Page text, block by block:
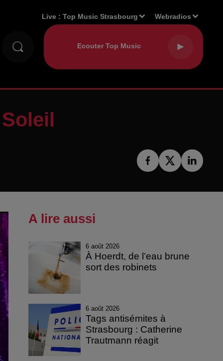
Live :Top Music Strasbourg Webradios
A lire aussi
6 août 2026
À Hoerdt, de l’eau brune
sort des robinets
6 août 2026
Tags antisémites à
Strasbourg : Catherine
Trautmann réagit